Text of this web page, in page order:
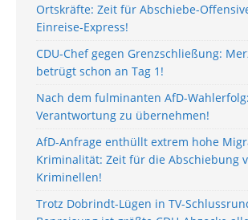
Ortskräfte: Zeit für Abschiebe-
Einreise-Express!
CDU-Chef gegen Grenzschließung:
betrügt schon an Tag 1!
Nach dem fulminanten AfD-
Verantwortung zu übernehmen!
AfD-Anfrage enthüllt extrem hohe
Kriminalität: Zeit für die Abschiebung
Kriminellen!
Trotz Dobrindt-Lügen in TV-